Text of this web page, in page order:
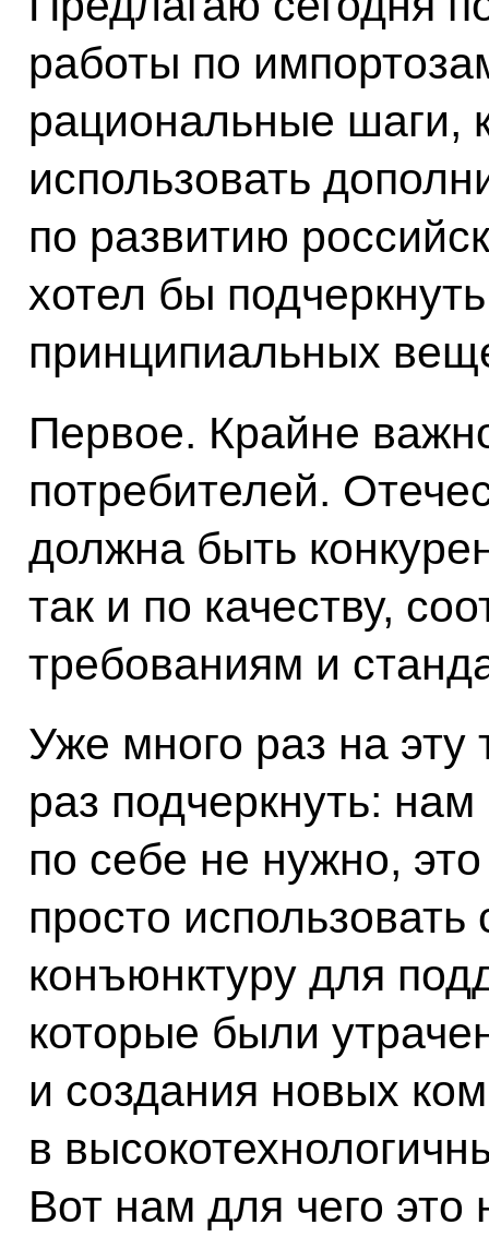
работы по
рациональные шаги,
использовать
по развитию
хотел бы
принципиальных
Первое. Крайне
потребителей.
должна быть
так и по качеству,
требованиям и
Уже много раз на
раз подчеркнуть:
по себе не нужно,
просто
конъюнктуру для
которые были
и создания новых
в
Вот нам для чего это